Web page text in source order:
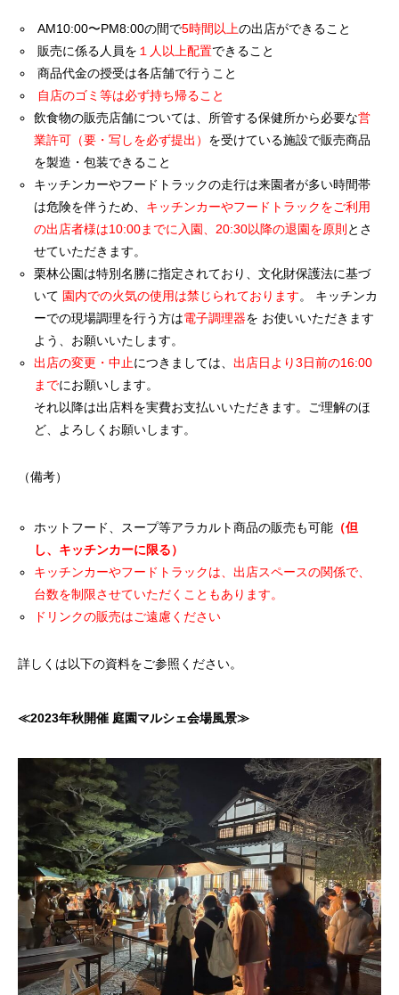
AM10:00〜PM8:00の間で5時間以上の出店ができること
販売に係る人員を １人以上配置できること
商品代金の授受は各店舗で行うこと
自店のゴミ等は必ず持ち帰ること
飲食物の販売店舗については、所管する保健所から必要な営
業許可（要・写しを必ず提出） を受けている施設で販売商品
を製造・包装できること
キッチンカーやフードトラックの走行は来園者が多い時間帯
は危険を伴うため、 キッチンカーやフードトラックをご利用
の出店者様は10:00までに入園、20:30以降の退園を原則 とさ
せていただきます。
栗林公園は特別名勝に指定されており、文化財保護法に基づ
いて 園内での火気の使用は禁じられております。 キッチンカ
ーでの現場調理を行う方は電子調理器を お使いいただきます
よう、お願いいたします。
出店の変更・中止につきましては、出店日より3日前の16:00
までにお願いします。
それ以降は出店料を実費お支払いいただきます。ご理解のほ
ど、よろしくお願いします。
（備考）
ホットフード、スープ等アラカルト商品の販売も可能 （但
し、キッチンカーに限る）
キッチンカーやフードトラックは、出店スペースの関係で、
台数を制限させていただくこともあります。
ドリンクの販売はご遠慮ください
詳しくは以下の資料をご参照ください。
≪2023年秋開催 庭園マルシェ会場風景≫